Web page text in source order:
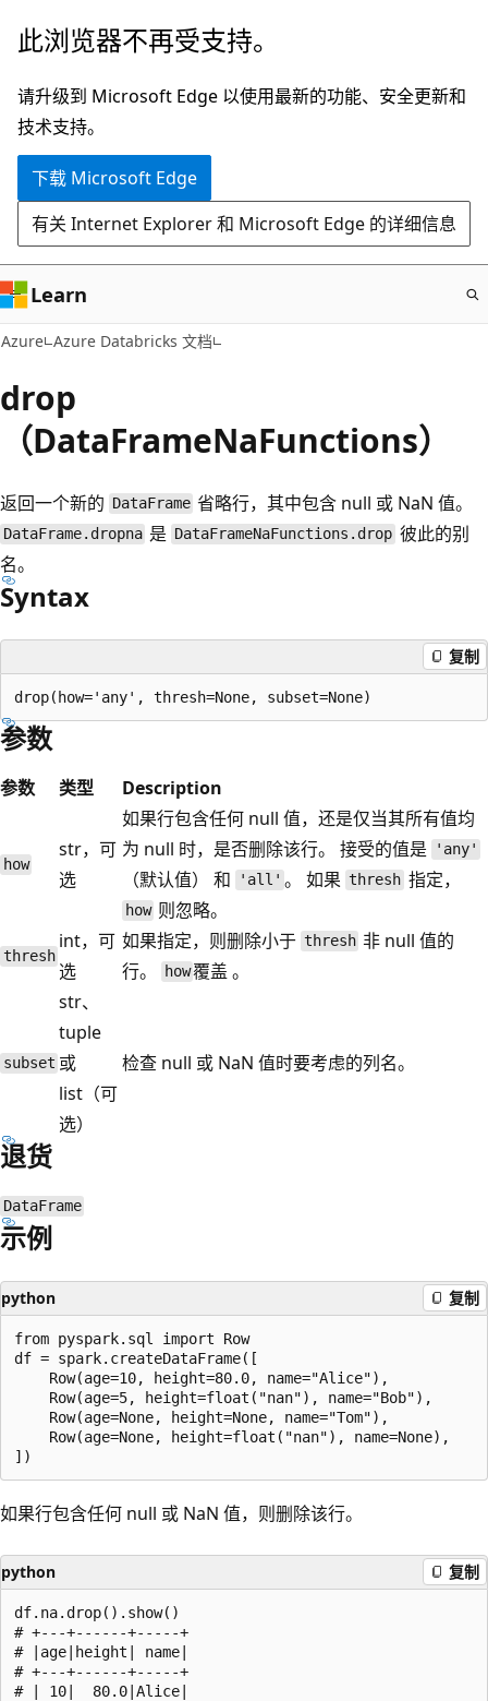
跳
主
要
内
此浏览器不再受支持。
请升级到 Microsoft Edge 以使用最新的功能、安全更新和
技术支持。
下载 Microsoft Edge
有关 Internet Explorer 和 Microsoft Edge 的详细信息
Learn
Azure Azure Databricks 文档
drop
（DataFrameNaFunctions）
返回一个新的 DataFrame 省略行，其中包含 null 或 NaN 值。
DataFrame.dropna 是 DataFrameNaFunctions.drop 彼此的别
名。
Syntax
复制
参数
参数 类型 Description
how
str，可
选
如果行包含任何 null 值，还是仅当其所有值均
为 null 时，是否删除该行。 接受的值是
'any'
（默认值） 和 'all' 。 如果 thresh 指定，
how 则忽略。
thresh
int，可
选
如果指定，则删除小于 thresh 非 null 值的
行。
how覆盖 。
subset
str、
tuple
或
list（可
选）
检查 null 或 NaN 值时要考虑的列名。
退货
DataFrame
示例
python 复制
from pyspark.sql import Row
df = spark.createDataFrame([
    Row(age=10, height=80.0, name="Alice"),
    Row(age=5, height=float("nan"), name="Bob"),
    Row(age=None, height=None, name="Tom"),
    Row(age=None, height=float("nan"), name=None),
如果行包含任何 null 或 NaN 值，则删除该行。
python 复制
df.na.drop().show()
# +---+------+-----+
# |age|height| name|
# +---+------+-----+
# | 10|  80.0|Alice|